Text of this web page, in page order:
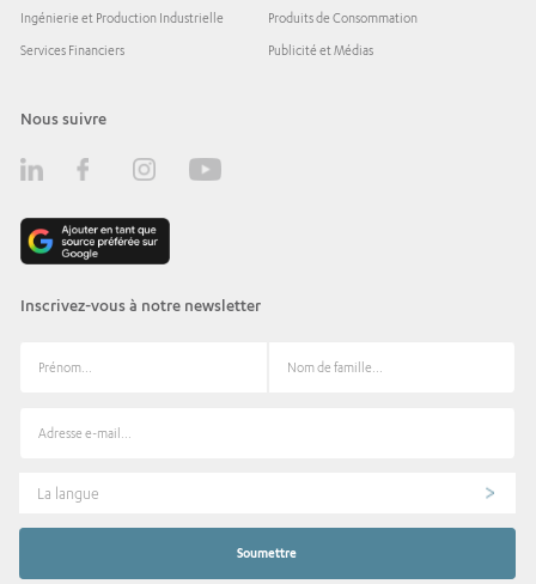
Ingénierie et Production Industrielle
Services Financiers
Produits de Consommation
Publicité et Médias
Nous suivre
Inscrivez-vous à notre newsletter
La langue